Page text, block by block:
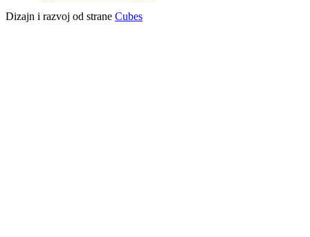
Dizajn i razvoj od strane Cubes